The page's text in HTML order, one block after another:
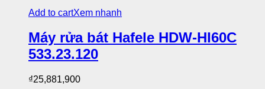
Add to cartXem nhanh
Máy rửa bát Hafele HDW-HI60C
533.23.120
₫25,881,900